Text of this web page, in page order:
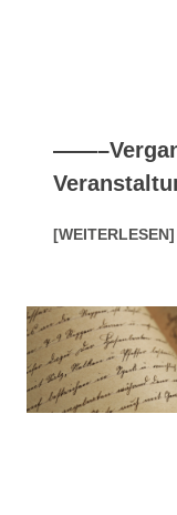
[WEITERLESEN]